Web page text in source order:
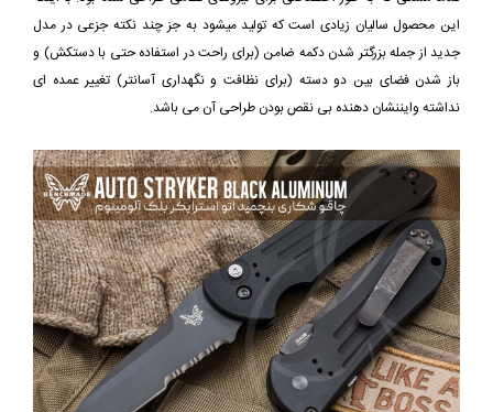
این محصول سالیان زیادی است که تولید میشود به جز چند نکته جزعی در مدل
جدید از جمله بزرگتر شدن دکمه ضامن (برای راحت در استفاده حتی با دستکش) و
باز شدن فضای بین دو دسته (برای نظافت و نگهداری آسانتر) تغییر عمده ای
نداشته وایننشان دهنده بی نقص بودن طراحی آن می باشد.